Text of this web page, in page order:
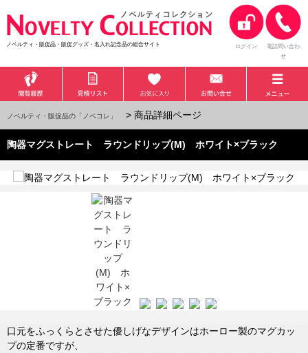
ノベルティ・販促品・販促グッズ・名入れ記念品の総合サイト ログイン
電話問い合わ
せ
ノベルティ・販促品の「ノベコレ」 > 商品詳細ページ
陶器マグストレート ラウンドリップ(M) ホワイト×ブラック
口元をふっくらとさせた優しげなデザインはホーロー製のマグカッ
プの定番ですが、